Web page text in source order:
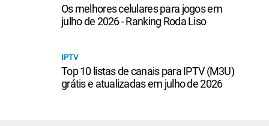
Os melhores celulares para jogos em
julho de 2026 - Ranking Roda Liso
IPTV
Top 10 listas de canais para IPTV (M3U)
grátis e atualizadas em julho de 2026